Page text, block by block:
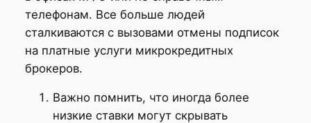
телефонам. Все больше людей
сталкиваются с вызовами отмены подписок
на платные услуги микрокредитных
брокеров.
Важно помнить, что иногда более
низкие ставки могут скрывать